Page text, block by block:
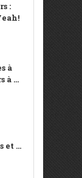
:
à
à ...
et ...